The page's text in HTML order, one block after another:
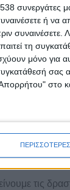
συνεργάτες
ή να
συναινέσετε.
τη
μόνο για
σας
στο
τις
αξία
στο
τις